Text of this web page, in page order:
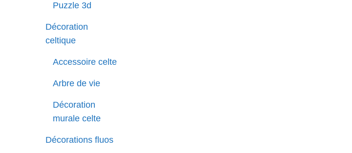
Puzzle 3d
Décoration
celtique
Accessoire celte
Arbre de vie
Décoration
murale celte
Décorations fluos